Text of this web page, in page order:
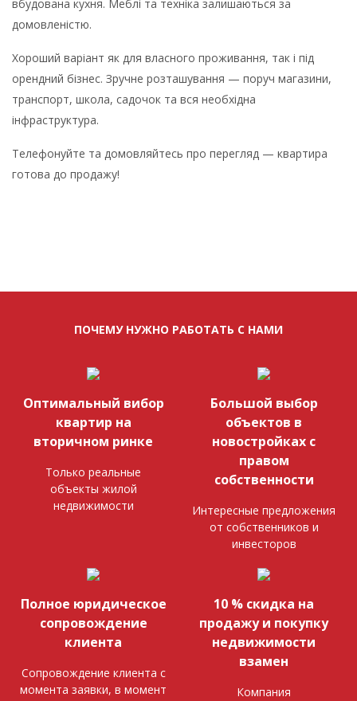
вбудована кухня. Меблі та техніка залишаються за
домовленістю.
Хороший варіант як для власного проживання, так і під
орендний бізнес. Зручне розташування — поруч магазини,
транспорт, школа, садочок та вся необхідна
інфраструктура.
Телефонуйте та домовляйтесь про перегляд — квартира
готова до продажу!
ПОЧЕМУ НУЖНО РАБОТАТЬ С НАМИ
Оптимальный вибор
квартир на
вторичном ринке
Только реальные
объекты жилой
недвижимости
Большой выбор
объектов в
новостройках с
правом
собственности
Интересные предложения
от собственников и
инвесторов
Полное юридическое
сопровождение
клиента
Сопровождение клиента с
момента заявки, в момент
10 % скидка на
продажу и покупку
недвижимости
взамен
Компания